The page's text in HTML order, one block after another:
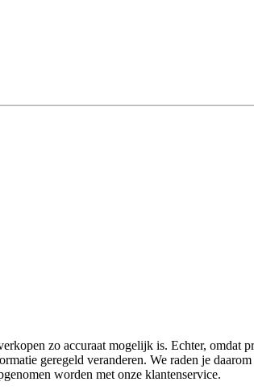
zo accuraat mogelijk is. Echter, omdat
geregeld veranderen. We raden je
worden met onze klantenservice.